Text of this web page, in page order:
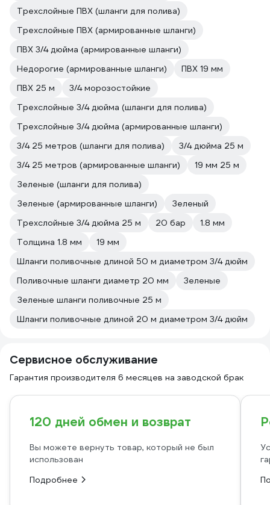
Трехслойные ПВХ (шланги для полива)
Трехслойные ПВХ (армированные шланги)
ПВХ 3/4 дюйма (армированные шланги)
Недорогие (армированные шланги)
ПВХ 19 мм
ПВХ 25 м
3/4 морозостойкие
Трехслойные 3/4 дюйма (шланги для полива)
Трехслойные 3/4 дюйма (армированные шланги)
3/4 25 метров (шланги для полива)
3/4 дюйма 25 м
3/4 25 метров (армированные шланги)
19 мм 25 м
Зеленые (шланги для полива)
Зеленые (армированные шланги)
Зеленый
Трехслойные 3/4 дюйма 25 м
20 бар
1.8 мм
Толщина 1.8 мм
19 мм
Шланги поливочные длиной 50 м диаметром 3/4 дюйм
Поливочные шланги диаметр 20 мм
Зеленые
Зеленые шланги поливочные 25 м
Шланги поливочные длиной 20 м диаметром 3/4 дюйм
Сервисное обслуживание
Гарантия производителя 6 месяцев на заводской брак
120 дней обмен и возврат
Вы можете вернуть товар, который не был
использован
Подробнее